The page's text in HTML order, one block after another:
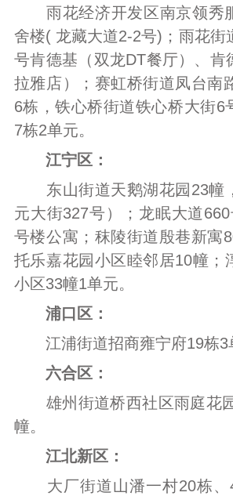
雨花经济开发区南京领秀
舍楼( 龙藏大道2-2号)；雨花街
号肯德基（双龙DT餐厅）、肯
拉雅店）；赛虹桥街道凤台南
6栋，铁心桥街道铁心桥大街6
7栋2单元。
江宁区：
东山街道天鹅湖花园23幢
元大街327号）；龙眠大道
号楼公寓；秣陵街道殷巷新寓
托乐嘉花园小区睦邻居10幢；
小区33幢1单元。
浦口区：
江浦街道招商雍宁府19栋3
六合区：
雄州街道桥西社区雨庭花
幢。
江北新区：
大厂街道山潘一村20栋、